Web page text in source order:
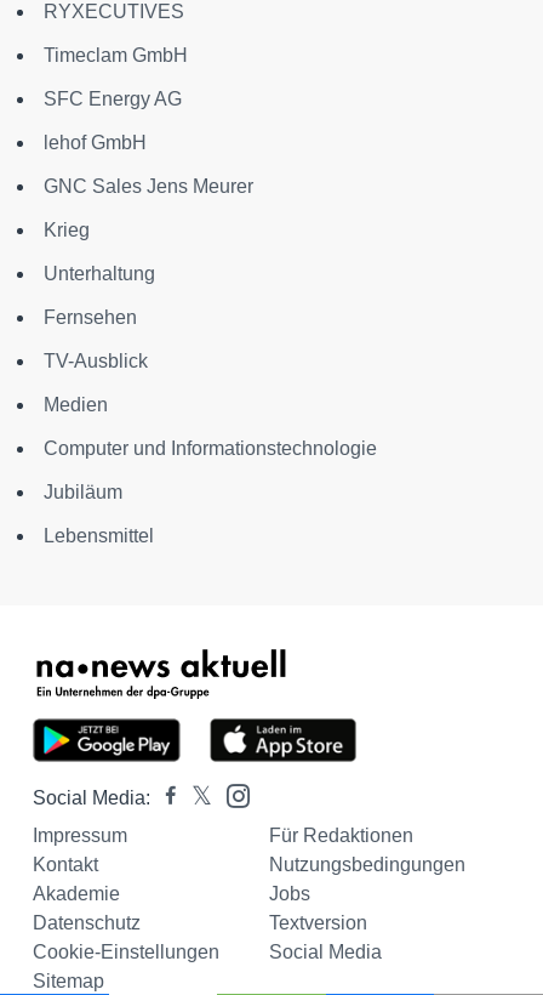
RYXECUTIVES
Timeclam GmbH
SFC Energy AG
lehof GmbH
GNC Sales Jens Meurer
Krieg
Unterhaltung
Fernsehen
TV-Ausblick
Medien
Computer und Informationstechnologie
Jubiläum
Lebensmittel
Social Media:
Impressum
Für Redaktionen
Kontakt
Nutzungsbedingungen
Akademie
Jobs
Datenschutz
Textversion
Cookie-Einstellungen
Social Media
Sitemap